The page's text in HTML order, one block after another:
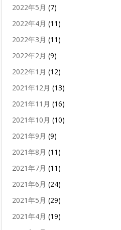
2022年5月 (7)
2022年4月 (11)
2022年3月 (11)
2022年2月 (9)
2022年1月 (12)
2021年12月 (13)
2021年11月 (16)
2021年10月 (10)
2021年9月 (9)
2021年8月 (11)
2021年7月 (11)
2021年6月 (24)
2021年5月 (29)
2021年4月 (19)